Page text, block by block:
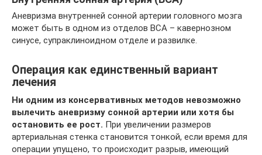
Аневризма внутренней сонной артерии головного мозга
может быть в одном из отделов ВСА – кавернозном
синусе, супраклиноидном отделе и развилке.
Операция как единственный вариант
лечения
Ни одним из консервативных методов невозможно
вылечить аневризму сонной артерии или хотя бы
остановить ее рост. При увеличении размеров
артериальная стенка становится тонкой, если время для
операции упущено, то происходит разрыв, имеющий